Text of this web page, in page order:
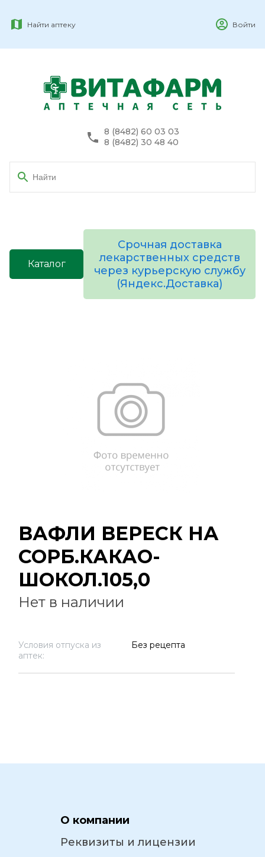
Найти аптеку Войти
8 (8482) 60 03 03
8 (8482) 30 48 40
Каталог
Срочная доставка
лекарственных средств
через курьерскую службу
(Яндекс.Доставка)
ВАФЛИ ВЕРЕСК НА
СОРБ.КАКАО-
ШОКОЛ.105,0
Нет в наличии
Условия отпуска из
аптек:
Без рецепта
О компании
Реквизиты и лицензии